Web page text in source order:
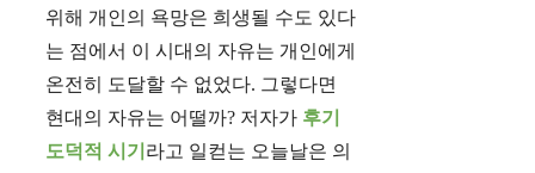
위해 개인의 욕망은 희생될 수도 있다
는 점에서 이 시대의 자유는 개인에게
온전히 도달할 수 없었다. 그렇다면
현대의 자유는 어떨까? 저자가 후기
도덕적 시기 라고 일컫는 오늘날은 의